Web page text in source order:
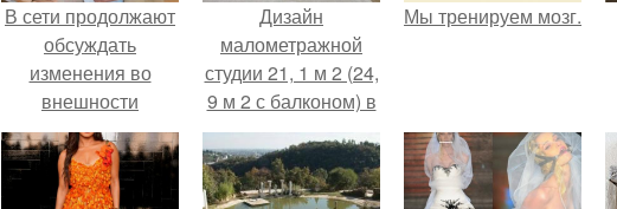
В сети продолжают
обсуждать
изменения во
внешности
актрисы.
Дизайн
малометражной
студии 21, 1 м 2 (24,
9 м 2 с балконом) в
Краснодаре.
Мы тренируем мозг.